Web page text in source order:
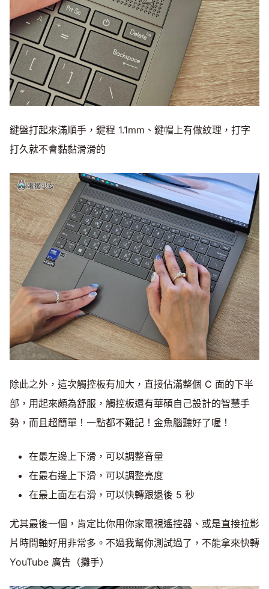
鍵盤打起來滿順手，鍵程 1.1mm、鍵帽上有做紋理，打字
打久就不會黏黏滑滑的
除此之外，這次觸控板有加大，直接佔滿整個 C 面的下半
部，用起來頗為舒服，觸控板還有華碩自己設計的智慧手
勢，而且超簡單！一點都不難記！金魚腦聽好了喔！
在最左邊上下滑，可以調整音量
在最右邊上下滑，可以調整亮度
在最上面左右滑，可以快轉跟退後 5 秒
尤其最後一個，肯定比你用你家電視遙控器、或是直接拉影
片時間軸好用非常多。不過我幫你測試過了，不能拿來快轉
YouTube 廣告（攤手）